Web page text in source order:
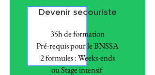
Devenir secouriste
35h de formation
Pré-requis pour le BNSSA
2 formules : Weeks-ends
ou Stage intensif